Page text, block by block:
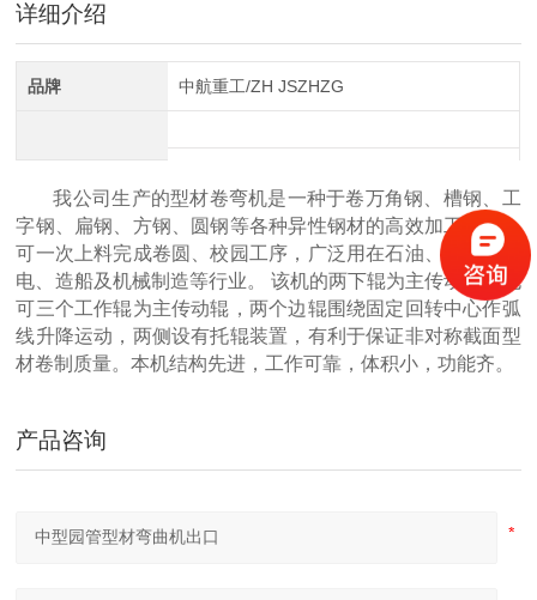
全自动CAD导图滚弯机
中航重工 大型拉弯机
详细介绍
品牌 中航重工/ZH JSZHZG
我公司生产的型材卷弯机是一种于卷万角钢、槽钢、工
字钢、扁钢、方钢、圆钢等各种异性钢材的高效加工设备，
可一次上料完成卷圆、校园工序，广泛用在石油、化工、水
电、造船及机械制造等行业。 该机的两下辊为主传动辊，也
可三个工作辊为主传动辊，两个边辊围绕固定回转中心作弧
线升降运动，两侧设有托辊装置，有利于保证非对称截面型
材卷制质量。本机结构先进，工作可靠，体积小，功能齐。
产品咨询